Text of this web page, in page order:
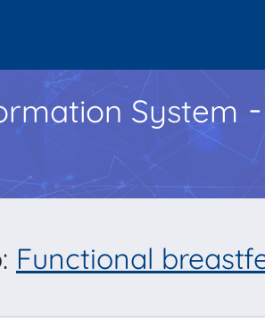
System
Functional